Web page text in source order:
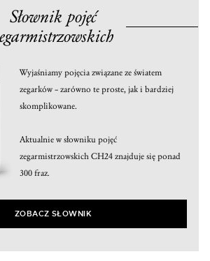
Słownik pojęć
Wyjaśniamy pojęcia związane ze światem
zegarków – zarówno te proste, jak i bardziej
skomplikowane.
Aktualnie w słowniku pojęć
zegarmistrzowskich CH24 znajduje się ponad
300 fraz.
ZOBACZ SŁOWNIK